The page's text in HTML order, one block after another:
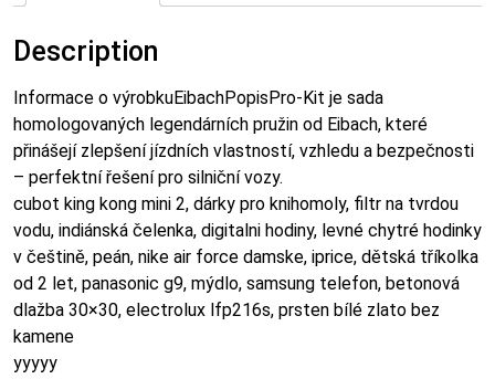
Description
Informace o výrobkuEibachPopisPro-Kit je sada
homologovaných legendárních pružin od Eibach, které
přinášejí zlepšení jízdních vlastností, vzhledu a bezpečnosti
– perfektní řešení pro silniční vozy.
cubot king kong mini 2, dárky pro knihomoly, filtr na tvrdou
vodu, indiánská čelenka, digitalni hodiny, levné chytré hodinky
v češtině, peán, nike air force damske, iprice, dětská tříkolka
od 2 let, panasonic g9, mýdlo, samsung telefon, betonová
dlažba 30×30, electrolux lfp216s, prsten bílé zlato bez
kamene
yyyyy